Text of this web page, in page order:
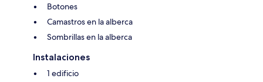
Botones
Camastros en la alberca
Sombrillas en la alberca
Instalaciones
1 edificio